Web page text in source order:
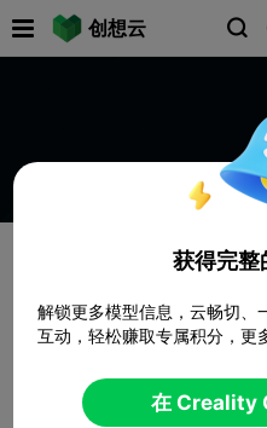
创想云 
获得完整
解锁更多模型信息，云畅切、
互动，轻松赚取专属积分，更
在 Creality